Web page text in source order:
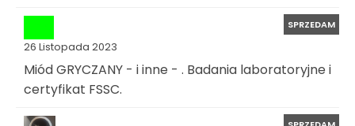
26 Listopada 2023
SPRZEDAM
Miód GRYCZANY - i inne - . Badania laboratoryjne i
certyfikat FSSC.